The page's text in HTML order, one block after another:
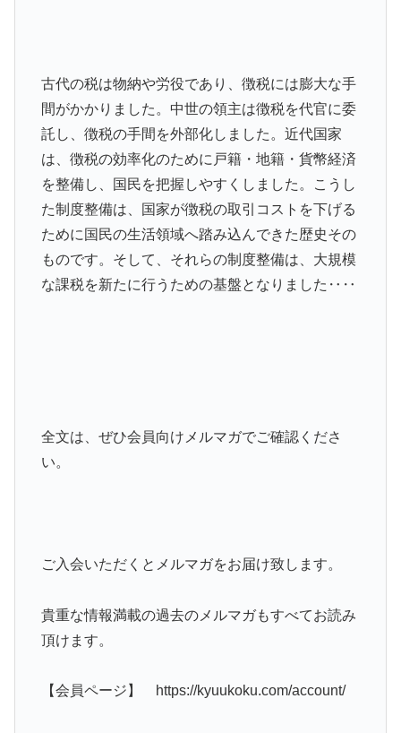
古代の税は物納や労役であり、徴税には膨大な手
間がかかりました。中世の領主は徴税を代官に委
託し、徴税の手間を外部化しました。近代国家
は、徴税の効率化のために戸籍・地籍・貨幣経済
を整備し、国民を把握しやすくしました。こうし
た制度整備は、国家が徴税の取引コストを下げる
ために国民の生活領域へ踏み込んできた歴史その
ものです。そして、それらの制度整備は、大規模
な課税を新たに行うための基盤となりました‥‥
全文は、ぜひ会員向けメルマガでご確認くださ
い。
ご入会いただくとメルマガをお届け致します。
貴重な情報満載の過去のメルマガもすべてお読み
頂けます。
【会員ページ】 https://kyuukoku.com/account/